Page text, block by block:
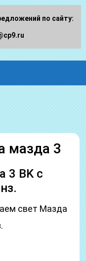
мазда 3
3 BK с
свет Мазда
по сайту: